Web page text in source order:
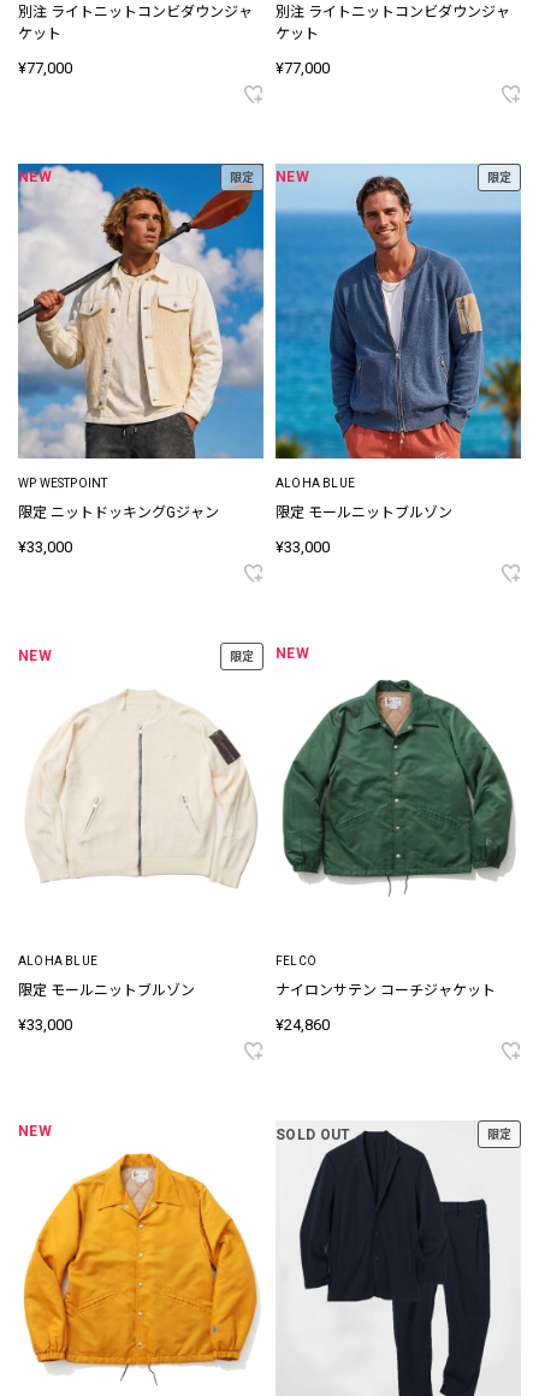
別注 ライトニットコンビダウンジャ
ケット
¥77,000
別注 ライトニットコンビダウンジャ
ケット
¥77,000
NEW 限定
WP WESTPOINT
限定 ニットドッキングGジャン
¥33,000
NEW 限定
ALOHA BLUE
限定 モールニットブルゾン
¥33,000
NEW 限定
ALOHA BLUE
限定 モールニットブルゾン
¥33,000
NEW
FELCO
ナイロンサテン コーチジャケット
¥24,860
NEW SOLD OUT 限定